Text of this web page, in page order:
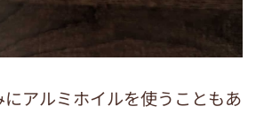
アルミホイルを使うこともあ